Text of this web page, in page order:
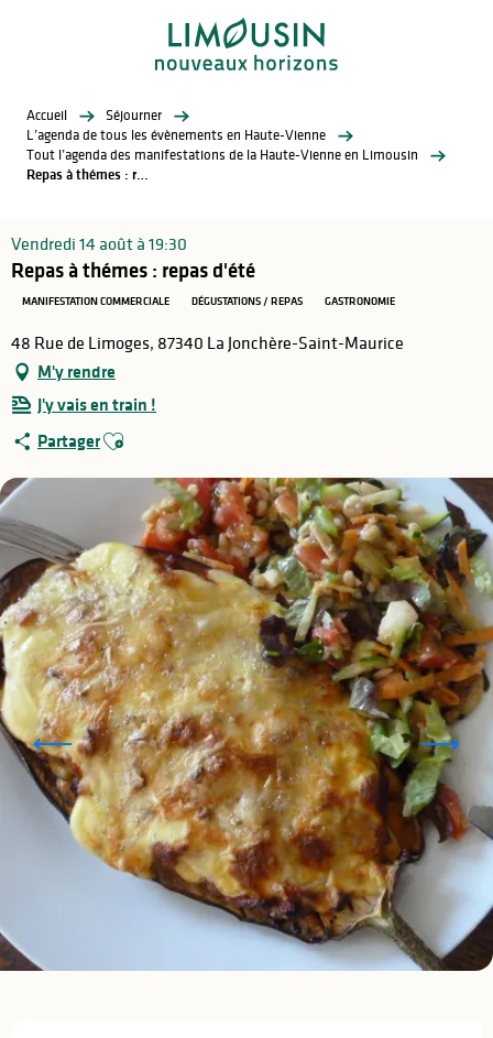
Accueil
Séjourner
L’agenda de tous les évènements en Haute-Vienne
Tout l’agenda des manifestations de la Haute-Vienne en Limousin
Repas à thémes : repas d'été
Vendredi 14 août à 19:30
Repas à thémes : repas d'été
MANIFESTATION COMMERCIALE DÉGUSTATIONS / REPAS GASTRONOMIE
48 Rue de Limoges, 87340 La Jonchère-Saint-Maurice
M'y rendre
J'y vais en train !
PartagerAjouter aux favoris